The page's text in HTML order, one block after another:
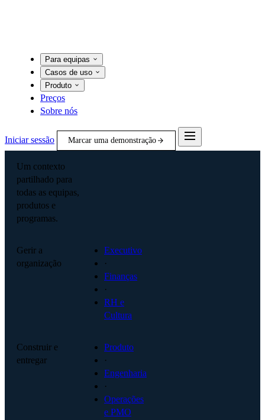
Para equipas
Casos de uso
Produto
Preços
Sobre nós
Iniciar sessão Marcar uma demonstração
Um contexto
partilhado para
todas as equipas,
produtos e
programas.
Gerir a
organização
Executivo
·
Finanças
·
RH e
Cultura
Construir e
entregar
Produto
·
Engenharia
·
Operações
e PMO